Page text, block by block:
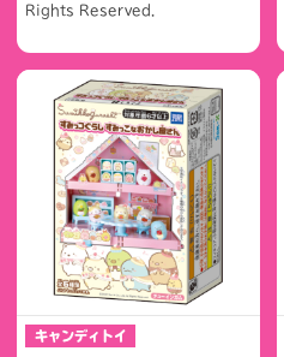
Rights Reserved.
キャンディトイ